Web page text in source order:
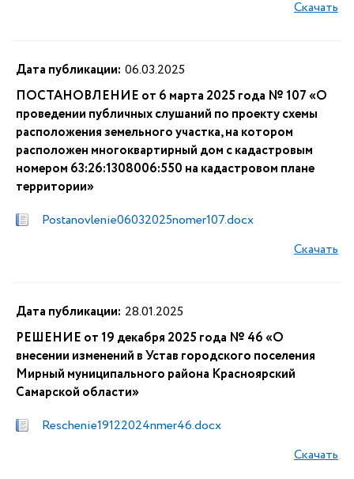
Скачать
Дата публикации: 06.03.2025
ПОСТАНОВЛЕНИЕ от 6 марта 2025 года № 107 «О
проведении публичных слушаний по проекту схемы
расположения земельного участка, на котором
расположен многоквартирный дом с кадастровым
номером 63:26:1308006:550 на кадастровом плане
территории»
Postanovlenie06032025nomer107.docx
Скачать
Дата публикации: 28.01.2025
РЕШЕНИЕ от 19 декабря 2025 года № 46 «О
внесении изменений в Устав городского поселения
Мирный муниципального района Красноярский
Самарской области»
Reschenie19122024nmer46.docx
Скачать